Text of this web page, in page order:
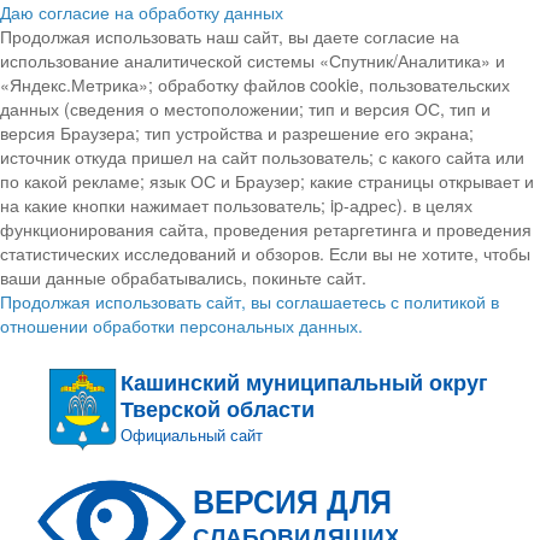
Даю согласие на обработку данных
Продолжая использовать наш сайт, вы даете согласие на
использование аналитической системы «Спутник/Аналитика» и
«Яндекс.Метрика»; обработку файлов cookie, пользовательских
данных (сведения о местоположении; тип и версия ОС, тип и
версия Браузера; тип устройства и разрешение его экрана;
источник откуда пришел на сайт пользователь; с какого сайта или
по какой рекламе; язык ОС и Браузер; какие страницы открывает и
на какие кнопки нажимает пользователь; ip-адрес). в целях
функционирования сайта, проведения ретаргетинга и проведения
статистических исследований и обзоров. Если вы не хотите, чтобы
ваши данные обрабатывались, покиньте сайт.
Продолжая использовать сайт, вы соглашаетесь с политикой в
отношении обработки персональных данных.